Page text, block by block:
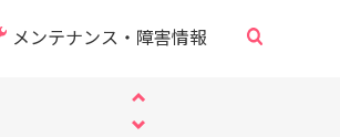
メンテナンス・障害情報
）